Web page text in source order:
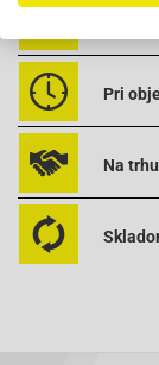
Pri
Na